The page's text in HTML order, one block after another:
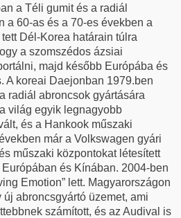
a Téli gumit és a radiál
a 60-as és a 70-es években a
Dél-Korea határain túlra
a szomszédos ázsiai
majd később Európába és
A koreai Daejonban 1979.ben
radiál abroncsok gyártására
világ egyik legnagyobb
és a Hankook műszaki
már a Volkswagen gyári
műszaki központokat létesített
és Kínában. 2004-ben
Emotion” lett. Magyarországon
abroncsgyártó üzemet, ami
számított, és az Audival is